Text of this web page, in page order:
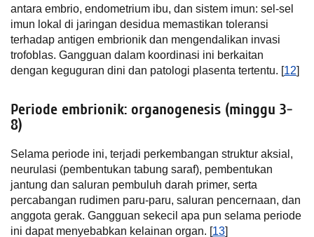
antara embrio, endometrium ibu, dan sistem imun: sel-sel
imun lokal di jaringan desidua memastikan toleransi
terhadap antigen embrionik dan mengendalikan invasi
trofoblas. Gangguan dalam koordinasi ini berkaitan
dengan keguguran dini dan patologi plasenta tertentu. [12]
Periode embrionik: organogenesis (minggu 3-
8)
Selama periode ini, terjadi perkembangan struktur aksial,
neurulasi (pembentukan tabung saraf), pembentukan
jantung dan saluran pembuluh darah primer, serta
percabangan rudimen paru-paru, saluran pencernaan, dan
anggota gerak. Gangguan sekecil apa pun selama periode
ini dapat menyebabkan kelainan organ. [13]